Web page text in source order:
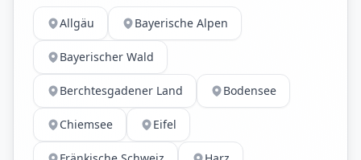
Allgäu Bayerische Alpen
Bayerischer Wald
Berchtesgadener Land Bodensee
Chiemsee Eifel